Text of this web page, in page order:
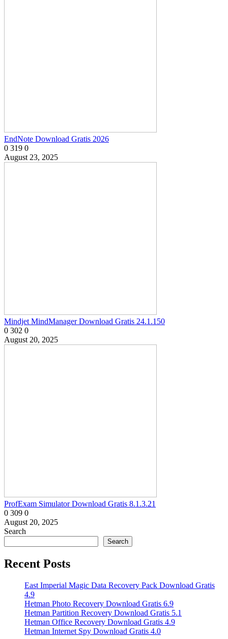
EndNote Download Gratis 2026
0 319 0
August 23, 2025
Mindjet MindManager Download Gratis 24.1.150
0 302 0
August 20, 2025
ProfExam Simulator Download Gratis 8.1.3.21
0 309 0
August 20, 2025
Search
Search
Recent Posts
East Imperial Magic Data Recovery Pack Download Gratis
4.9
Hetman Photo Recovery Download Gratis 6.9
Hetman Partition Recovery Download Gratis 5.1
Hetman Office Recovery Download Gratis 4.9
Hetman Internet Spy Download Gratis 4.0